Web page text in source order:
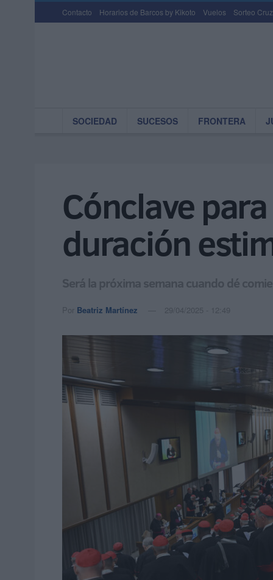
Contacto Horarios de Barcos by Kikoto Vuelos Sorteo
SOCIEDAD SUCESOS FRONTERA
Cónclave
duración
Será la próxima semana cuando dé
Por Beatriz Martínez 29/04/2025 - 12:49